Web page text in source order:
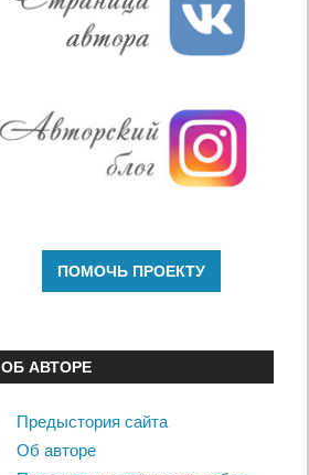
ОБ АВТОРЕ
Предыстория сайта
Об авторе